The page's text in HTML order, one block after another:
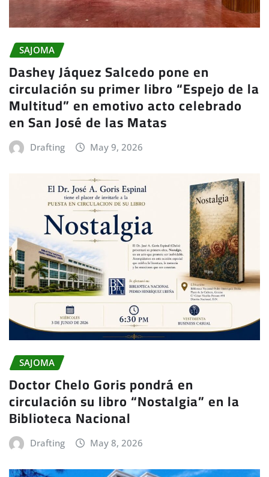
SAJOMA
Dashey Jáquez Salcedo pone en
circulación su primer libro “Espejo de la
Multitud” en emotivo acto celebrado
en San José de las Matas
Drafting May 9, 2026
SAJOMA
Doctor Chelo Goris pondrá en
circulación su libro “Nostalgia” en la
Biblioteca Nacional
Drafting May 8, 2026